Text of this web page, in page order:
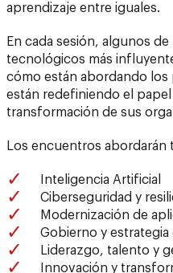
aprendizaje entre iguales.
En cada sesión, algunos
tecnológicos más
cómo están abordando los
están redefiniendo el papel
transformación de sus
Los encuentros abordarán
Inteligencia Artificial
Ciberseguridad y
Modernización de
Gobierno y estrategia
Liderazgo, talento y
Innovación y